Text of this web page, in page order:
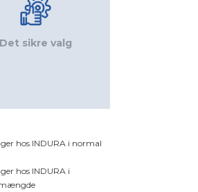
Det sikre valg
hos INDURA i normal
hos INDURA i